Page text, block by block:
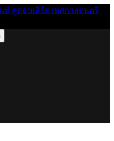
คอนเสิร์ต เทศกาลดนตรี เพลง